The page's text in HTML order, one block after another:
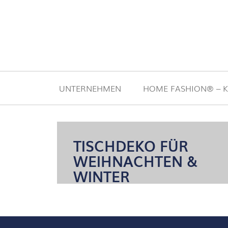
UNTERNEHMEN HOME FASHION® –
TISCHDEKO FÜR
WEIHNACHTEN &
WINTER